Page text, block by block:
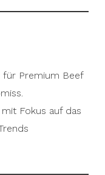
Premium Beef
Fokus auf das